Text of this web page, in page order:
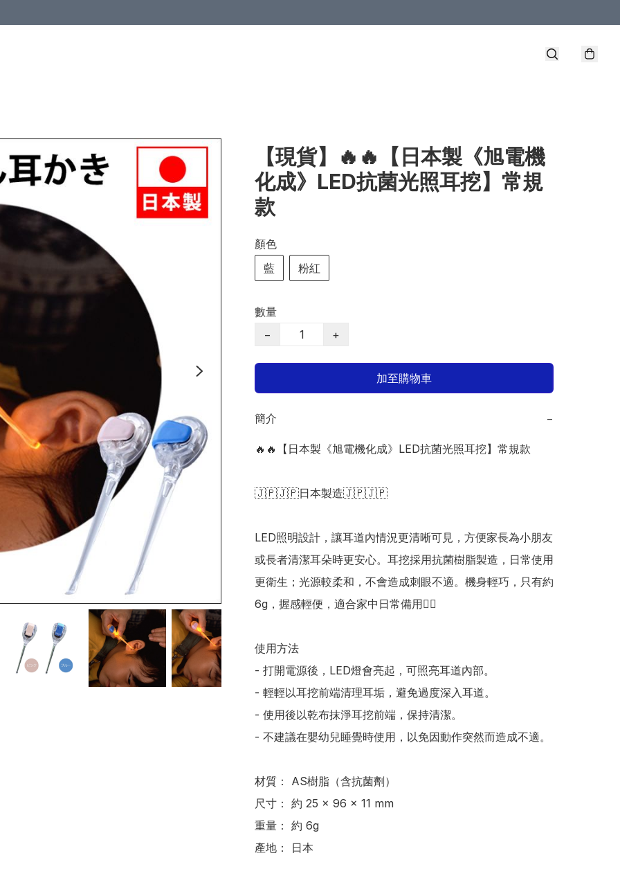
【現貨】🔥🔥【日本製《旭電機
化成》LED抗菌光照耳挖】常規
款
顏色
藍
粉紅
數量
−
+
加至購物車
簡介 −
🔥🔥【日本製《旭電機化成》LED抗菌光照耳挖】常規款
🇯🇵🇯🇵日本製造🇯🇵🇯🇵
LED照明設計，讓耳道內情況更清晰可見，方便家長為小朋友
或長者清潔耳朵時更安心。耳挖採用抗菌樹脂製造，日常使用
更衛生；光源較柔和，不會造成刺眼不適。機身輕巧，只有約
6g，握感輕便，適合家中日常備用👍🏻
使用方法
- 打開電源後，LED燈會亮起，可照亮耳道內部。
- 輕輕以耳挖前端清理耳垢，避免過度深入耳道。
- 使用後以乾布抹淨耳挖前端，保持清潔。
- 不建議在嬰幼兒睡覺時使用，以免因動作突然而造成不適。
材質： AS樹脂（含抗菌劑）
尺寸： 約 25 × 96 × 11 mm
重量： 約 6g
產地： 日本